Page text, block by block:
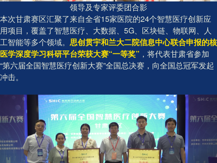
领导及专家评委团合影
本次甘肃赛区汇聚了来自全省15家医院的24个智慧医疗创新应
用项目，覆盖了智慧医疗、大数据、5G、区块链、物联网、人
工智能等多个领域。 思创贯宇和兰大二院信息中心联合申报的核
医学深度学习科研平台荣获大赛“一等奖” ，将代表甘肃省参加
“第六届全国智慧医疗创新大赛”全国总决赛，向全国总冠军发起
冲击。